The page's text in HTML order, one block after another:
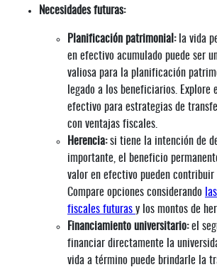
Necesidades futuras:
Planificación patrimonial: la vida
en efectivo acumulado puede ser
valiosa para la planificación
legado a los beneficiarios. Explore
efectivo para estrategias de
con ventajas fiscales.
Herencia:si tiene la intención de
importante, el beneficio
valor en efectivo pueden contribuir
Compare opciones considerando
fiscales futuras y los montos de
Financiamiento universitario:el
financiar directamente la
vida a término puede brindarle la